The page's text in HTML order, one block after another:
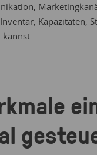
Kapazitäten,